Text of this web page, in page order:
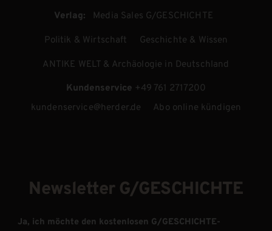
Verlag: Media Sales G/GESCHICHTE
Politik & Wirtschaft Geschichte & Wissen
ANTIKE WELT & Archäologie in Deutschland
Kundenservice +49 761 2717200
kundenservice@herder.de
Abo online kündigen
Newsletter G/GESCHICHTE
Ja, ich möchte den kostenlosen G/GESCHICHTE-